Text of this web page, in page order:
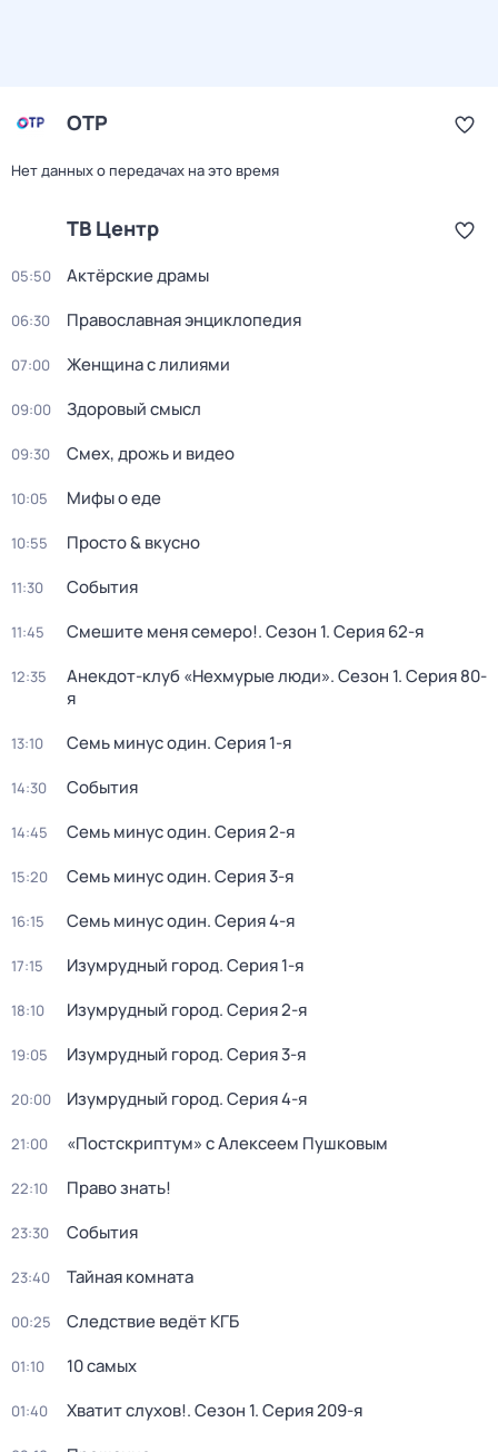
ОТР
Нет данных о передачах на это время
ТВ Центр
05:50 Актёрские драмы
06:30 Православная энциклопедия
07:00 Женщина с лилиями
09:00 Здоровый смысл
09:30 Смех, дрожь и видео
10:05 Мифы о еде
10:55 Просто & вкусно
11:30 События
11:45 Смешите меня семеро!. Сезон 1. Серия 62-я
12:35 Анекдот-клуб «Нехмурые люди». Сезон 1. Серия 80-
я
13:10 Семь минус один. Серия 1-я
14:30 События
14:45 Семь минус один. Серия 2-я
15:20 Семь минус один. Серия 3-я
16:15 Семь минус один. Серия 4-я
17:15 Изумрудный город. Серия 1-я
18:10 Изумрудный город. Серия 2-я
19:05 Изумрудный город. Серия 3-я
20:00 Изумрудный город. Серия 4-я
21:00 «Постскриптум» с Алексеем Пушковым
22:10 Право знать!
23:30 События
23:40 Тайная комната
00:25 Следствие ведёт КГБ
01:10 10 самых
01:40 Хватит слухов!. Сезон 1. Серия 209-я